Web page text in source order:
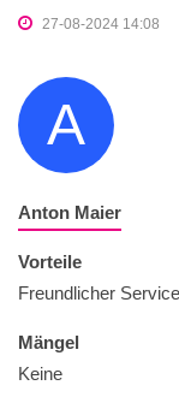
27-08-2024 14:08
A
Anton Maier
Vorteile
Freundlicher
Mängel
Keine